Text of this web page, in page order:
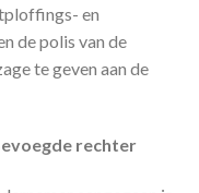
en
de polis van de
te geven aan de
rechter